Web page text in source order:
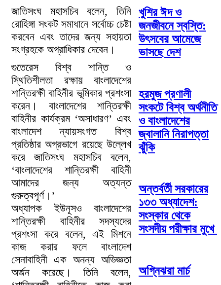
জাতিসংঘ মহাসচিব বলেন, তিনি
রোহিঙ্গা সংকট সমাধানে সর্বোচ্চ চেষ্টা
করবেন এবং তাদের জন্য সহায়তা
সংগ্রহকে অগ্রাধিকার দেবেন।
গুতেরেস বিশ্ব শান্তি ও
স্থিতিশীলতা রক্ষায় বাংলাদেশের
শান্তিরক্ষী বাহিনীর ভূমিকার প্রশংসা
করেন। বাংলাদেশের শান্তিরক্ষী
বাহিনীর কার্যক্রম ‘অসাধারণ’ এবং
বাংলাদেশ ন্যায়সংগত বিশ্ব
প্রতিষ্ঠার অগ্রভাগে রয়েছে উল্লেখ
করে জাতিসংঘ মহাসচিব বলেন,
‘বাংলাদেশের শান্তিরক্ষী বাহিনী
আমাদের জন্য অত্যন্ত
গুরুত্বপূর্ণ।’
অধ্যাপক ইউনূসও বাংলাদেশের
শান্তিরক্ষী বাহিনীর সদস্যদের
প্রশংসা করে বলেন, এই মিশনে
কাজ করার ফলে বাংলাদেশ
সেনাবাহিনী এক অনন্য অভিজ্ঞতা
অর্জন করেছে। তিনি বলেন,
খুশির ঈদ ও
জনজীবনে স্বস্তি:
উৎসবের আমেজে
ভাসছে দেশ
হরমুজ প্রণালী
সংকটে বিশ্ব অর্থনীতি
ও বাংলাদেশের
জ্বালানি নিরাপত্তা
ঝুঁকি
অন্তর্বর্তী সরকারের
১৩৩ অধ্যাদেশ:
সংস্কার থেকে
সংসদীয় পরীক্ষার মুখে
অগ্নিঝরা মার্চ